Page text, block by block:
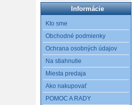
Informácie
Kto sme
Obchodné podmienky
Ochrana osobných údajov
Na stiahnutie
Miesta predaja
Ako nakupovať
POMOC A RADY